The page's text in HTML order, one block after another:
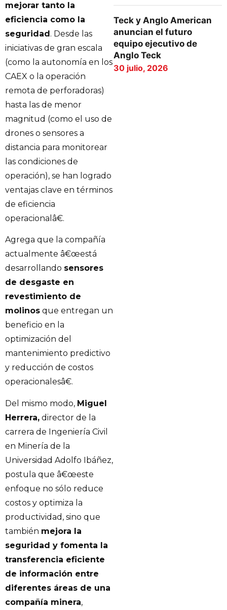
mejorar tanto la
eficiencia como la
seguridad. Desde las
iniciativas de gran escala
(como la autonomía en los
CAEX o la operación
remota de perforadoras)
hasta las de menor
magnitud (como el uso de
drones o sensores a
distancia para monitorear
las condiciones de
operación), se han logrado
ventajas clave en términos
de eficiencia
operacionalâ€.
Agrega que la compañía
actualmente â€œestá
desarrollando sensores
de desgaste en
revestimiento de
molinos que entregan un
beneficio en la
optimización del
mantenimiento predictivo
y reducción de costos
operacionalesâ€.
Del mismo modo, Miguel
Herrera, director de la
carrera de Ingeniería Civil
en Minería de la
Universidad Adolfo Ibáñez,
postula que â€œeste
enfoque no sólo reduce
costos y optimiza la
productividad, sino que
también mejora la
seguridad y fomenta la
transferencia eficiente
de información entre
diferentes áreas de una
compañía minera,
Teck y Anglo American
anuncian el futuro
equipo ejecutivo de
Anglo Teck
30 julio, 2026